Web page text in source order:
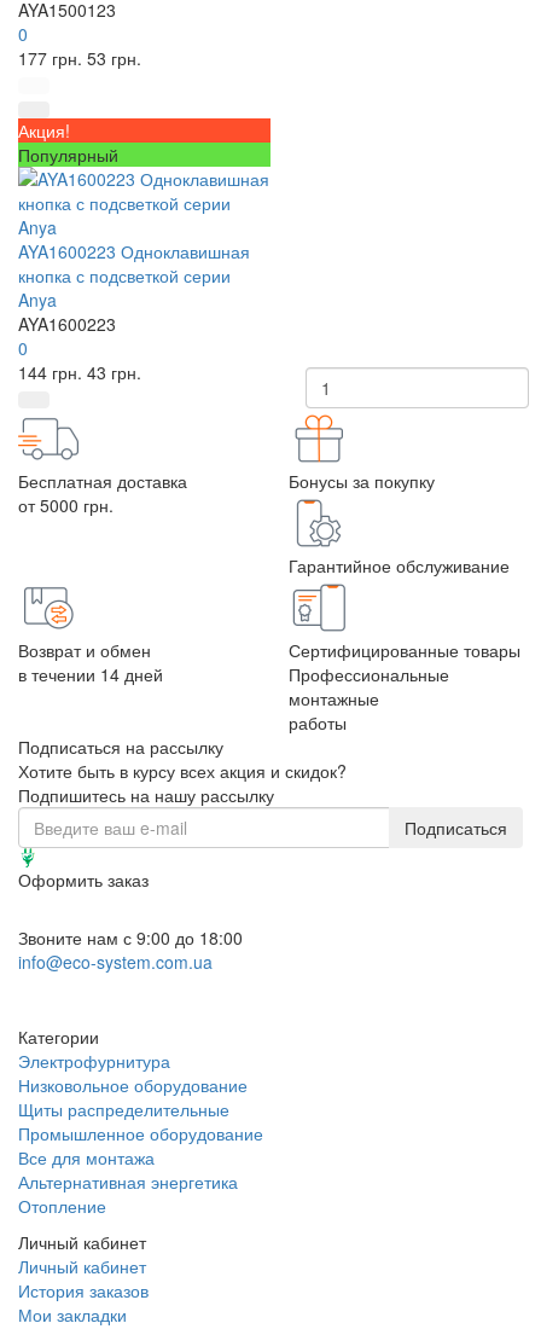
AYA1500123
0
177 грн. 53 грн.
Акция!
Популярный
AYA1600223 Одноклавишная
кнопка с подсветкой серии
Anya
AYA1600223
0
144 грн. 43 грн.
Бесплатная доставка
от 5000 грн.
Бонусы за покупку
Гарантийное обслуживание
Возврат и обмен
в течении 14 дней
Сертифицированные товары
Профессиональные
монтажные
работы
Подписаться на рассылку
Хотите быть в курсу всех акция и скидок?
Подпишитесь на нашу рассылку
Подписаться
Оформить заказ
Звоните нам с 9:00 до 18:00
info@eco-system.com.ua
Категории
Электрофурнитура
Низковольное оборудование
Щиты распределительные
Промышленное оборудование
Все для монтажа
Альтернативная энергетика
Отопление
Личный кабинет
Личный кабинет
История заказов
Мои закладки